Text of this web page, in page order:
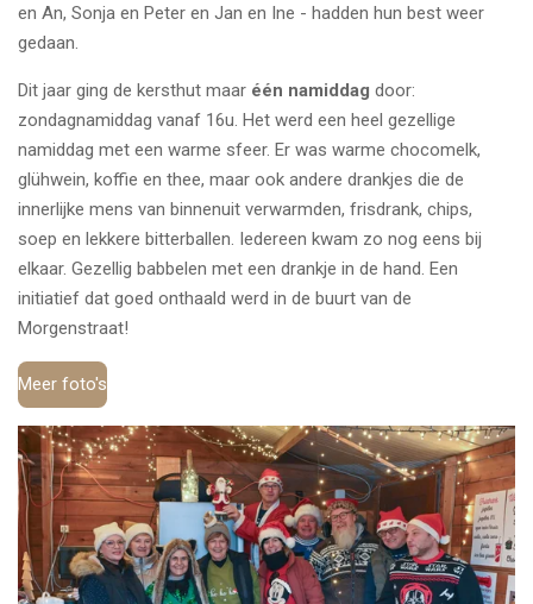
en An, Sonja en Peter en Jan en Ine - hadden hun best weer
gedaan.
Dit jaar ging de kersthut maar één namiddag door:
zondagnamiddag vanaf 16u. Het werd een heel gezellige
namiddag met een warme sfeer. Er was warme chocomelk,
glühwein, koffie en thee, maar ook andere drankjes die de
innerlijke mens van binnenuit verwarmden, frisdrank, chips,
soep en lekkere bitterballen. Iedereen kwam zo nog eens bij
elkaar. Gezellig babbelen met een drankje in de hand. Een
initiatief dat goed onthaald werd in de buurt van de
Morgenstraat!
Meer foto's